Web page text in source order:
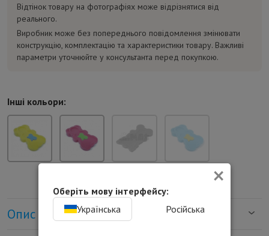
Відтінок товару на фотографіях може відрізнятися від
реального.
Виробник може без попереднього повідомлення змінювати
конструкцію, комплектацію та характеристики товару. Важливі
параметри уточнюйте у консультанта перед покупкою.
Інші кольори:
Опис
×
Оберіть мову інтерфейсу:
Українська
Російська